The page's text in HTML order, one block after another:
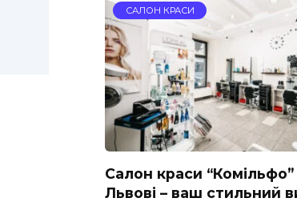
САЛОН КРАСИ
Салон краси “Комільфо”
Львові – ваш стильний